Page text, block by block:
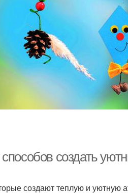
создать
создают теплую и уютную